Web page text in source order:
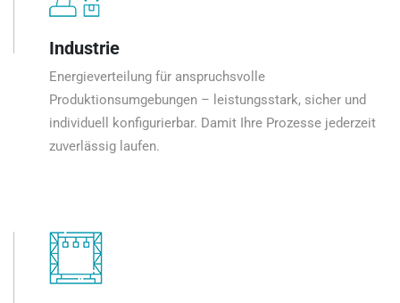
Industrie
Energieverteilung für anspruchsvolle
Produktionsumgebungen – leistungsstark, sicher und
individuell konfigurierbar. Damit Ihre Prozesse jederzeit
zuverlässig laufen.